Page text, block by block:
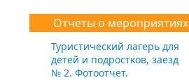
Отчеты о мероприятиях
Туристический лагерь для
детей и подростков, заезд
№ 2. Фотоотчет.